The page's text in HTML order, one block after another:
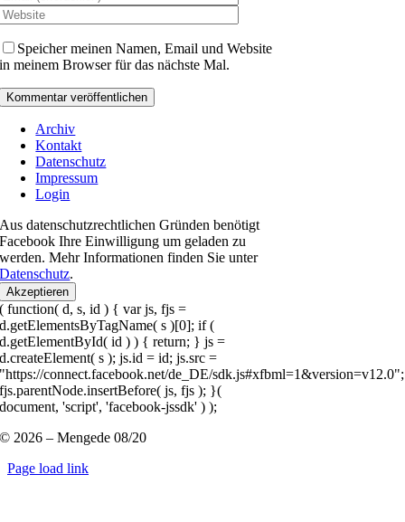
Speicher meinen Namen, Email und Website
in meinem Browser für das nächste Mal.
Archiv
Kontakt
Datenschutz
Impressum
Login
Aus datenschutzrechtlichen Gründen benötigt
Facebook Ihre Einwilligung um geladen zu
werden. Mehr Informationen finden Sie unter
Datenschutz.
Akzeptieren
( function( d, s, id ) { var js, fjs =
d.getElementsByTagName( s )[0]; if (
d.getElementById( id ) ) { return; } js =
d.createElement( s ); js.id = id; js.src =
"https://connect.facebook.net/de_DE/sdk.js#xfbml=1&version=v12.0";
fjs.parentNode.insertBefore( js, fjs ); }(
document, 'script', 'facebook-jssdk' ) );
© 2026 – Mengede 08/20
Page load link